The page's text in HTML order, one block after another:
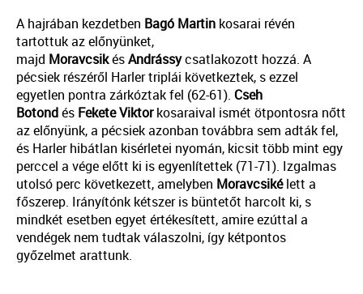
A hajrában kezdetben Bagó Martin kosarai révén
tartottuk az előnyünket,
majd MoravcsikésAndrássycsatlakozott hozzá. A
pécsiek részéről Harler triplái következtek, s ezzel
egyetlen pontra zárkóztak fel (62-61). Cseh
Botondés Fekete Viktorkosaraival ismét ötpontosra nőtt
az előnyünk, a pécsiek azonban továbbra sem adták fel,
és Harler hibátlan kisérletei nyomán, kicsit több mint egy
perccel a vége előtt ki is egyenlítettek (71-71). Izgalmas
utolsó perc következett, amelyben Moravcsikélett a
főszerep. Irányítónk kétszer is büntetőt harcolt ki, s
mindkét esetben egyet értékesített, amire ezúttal a
vendégek nem tudtak válaszolni, így kétpontos
győzelmet arattunk.